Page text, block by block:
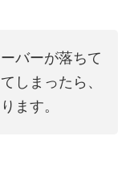
バーが落ちて
しまったら、
ます。